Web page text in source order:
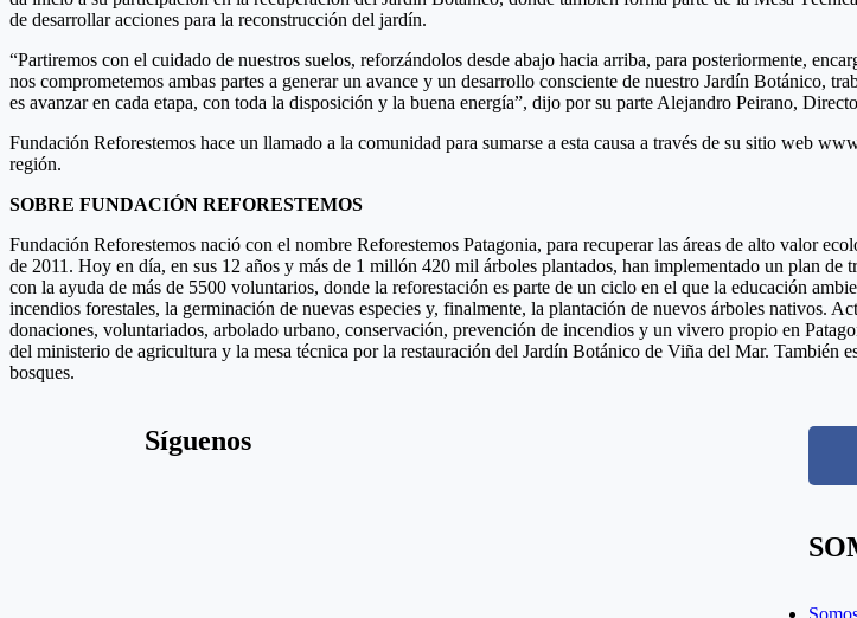
de desarrollar acciones para la reconstrucción del jardín.
“Partiremos con el cuidado de nuestros suelos, reforzándolos desde abajo hacia arriba, para posteriormente,
nos comprometemos ambas partes a generar un avance y un desarrollo consciente de nuestro Jardín Botánico,
es avanzar en cada etapa, con toda la disposición y la buena energía”, dijo por su parte Alejandro Peirano,
Fundación Reforestemos hace un llamado a la comunidad para sumarse a esta causa a través de su sitio web
región.
SOBRE FUNDACIÓN REFORESTEMOS
Fundación Reforestemos nació con el nombre Reforestemos Patagonia, para recuperar las áreas de alto valor
de 2011. Hoy en día, en sus 12 años y más de 1 millón 420 mil árboles plantados, han implementado un plan
con la ayuda de más de 5500 voluntarios, donde la reforestación es parte de un ciclo en el que la educación
incendios forestales, la germinación de nuevas especies y, finalmente, la plantación de nuevos árboles nativos.
donaciones, voluntariados, arbolado urbano, conservación, prevención de incendios y un vivero propio en
del ministerio de agricultura y la mesa técnica por la restauración del Jardín Botánico de Viña del Mar. También
bosques.
Síguenos